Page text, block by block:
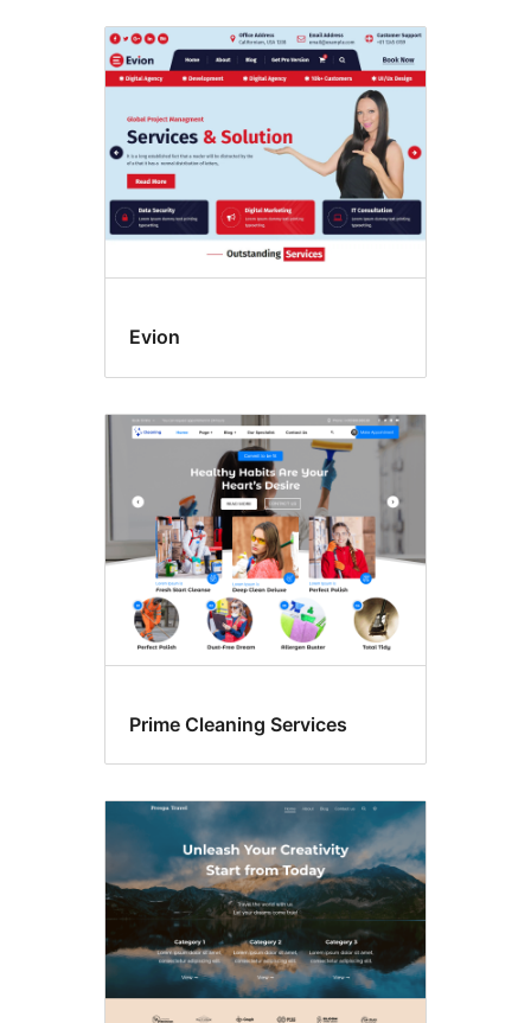
Evion
Prime Cleaning Services